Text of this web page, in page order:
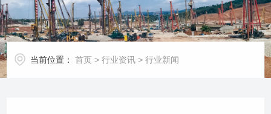
解决方案
项目案例
当前位置： 首页 >行业资讯 >行业新闻